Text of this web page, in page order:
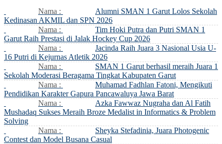
Nama :
Alumni SMAN 1 Garut Lolos Sekolah
Kedinasan AKMIL dan SPN 2026
Nama :
Tim Hoki Putra dan Putri SMAN 1
Garut Raih Prestasi di Jalak Hockey Cup 2026
Nama :
Jacinda Raih Juara 3 Nasional Usia U-
16 Putri di Kejurnas Atletik 2026
Nama :
SMAN 1 Garut berhasil meraih Juara 1
Sekolah Moderasi Beragama Tingkat Kabupaten Garut
Nama :
Muhamad Fadhlan Fatoni, Mengikuti
Pendidikan Karakter Gapura Pancawaluya Jawa Barat
Nama :
Azka Fawwaz Nugraha dan Al Fatih
Mushadaq Sukses Meraih Broze Medalist in Informatics & Problem
Solving
Nama :
Sheyka Stefadinia, Juara Photogenic
Contest dan Model Busana Casual